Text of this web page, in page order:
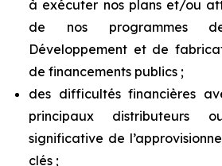
à exécuter nos plans et/ou
de nos programmes
Développement et de
de financements publics ;
des difficultés financières
principaux distributeurs
significative de
clés ;